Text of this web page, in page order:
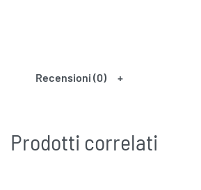
Recensioni (0)
Prodotti correlati